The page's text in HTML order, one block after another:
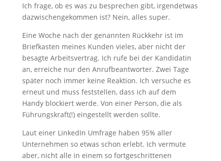
Ich frage, ob es was zu besprechen gibt, irgendetwas
dazwischengekommen ist? Nein, alles super.
Eine Woche nach der genannten Rückkehr ist im
Briefkasten meines Kunden vieles, aber nicht der
besagte Arbeitsvertrag. Ich rufe bei der Kandidatin
an, erreiche nur den Anrufbeantworter. Zwei Tage
später noch immer keine Reaktion. Ich versuche es
erneut und muss feststellen, dass ich auf dem
Handy blockiert werde. Von einer Person, die als
Führungskraft(!) eingestellt werden sollte.
Laut einer LinkedIn Umfrage haben 95% aller
Unternehmen so etwas schon erlebt. Ich vermute
aber, nicht alle in einem so fortgeschrittenen